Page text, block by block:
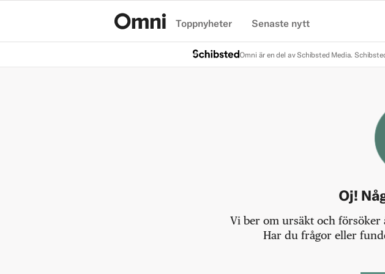
Toppnyheter Senaste nytt
Omni är en del av Schibsted Media.
Oj!
Vi ber om ursäkt och försöker
Har du frågor eller